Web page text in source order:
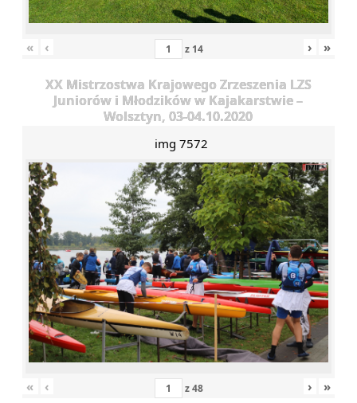
« ‹ z 14 › »
XX Mistrzostwa Krajowego Zrzeszenia LZS
Juniorów i Młodzików w Kajakarstwie –
Wolsztyn, 03-04.10.2020
img 7572
« ‹ z48 › »